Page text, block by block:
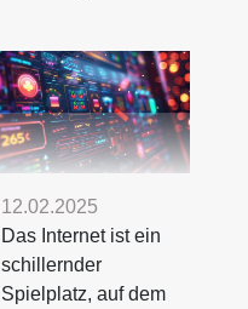
12.02.2025
Das Internet ist ein
schillernder
Spielplatz, auf dem